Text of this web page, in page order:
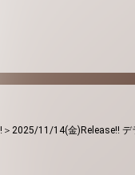
2025/11/14(金)Release!! デ